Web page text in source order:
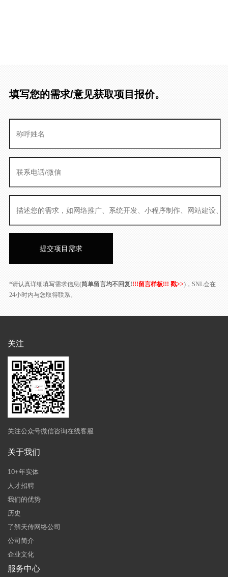
填写您的需求/意见获取项目报价。
*请认真详细填写需求信息(简单留言均不回复!!!!留言样板!!! 戳>>)，SNL会在
24小时内与您取得联系。
关注
关注公众号微信咨询在线客服
关于我们
10+年实体
人才招聘
我们的优势
历史
了解天传网络公司
公司简介
企业文化
服务中心